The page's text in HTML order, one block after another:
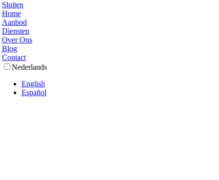
Sluiten
Home
Aanbod
Diensten
Over Ons
Blog
Contact
Nederlands
English
Español